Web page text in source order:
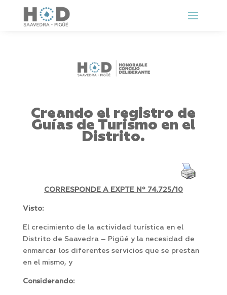
Creando el registro de
Guías de Turismo en el
Distrito.
CORRESPONDE A EXPTE Nº 74.725/10
Visto:
El crecimiento de la actividad turística en el
Distrito de Saavedra – Pigüé y la necesidad de
enmarcar los diferentes servicios que se prestan
en el mismo, y
Considerando: